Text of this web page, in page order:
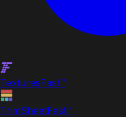
TexturesFast™
TrimSheetFast™